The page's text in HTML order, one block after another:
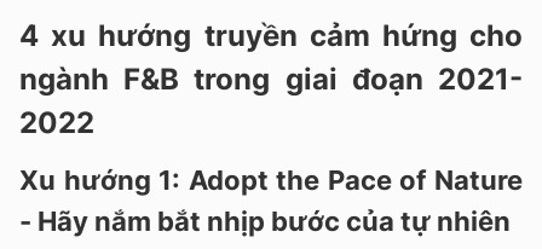
4 xu hướng truyền cảm hứng cho
ngành F&B trong giai đoạn 2021-
2022
Xu hướng 1: Adopt the Pace of Nature
- Hãy nắm bắt nhịp bước của tự nhiên